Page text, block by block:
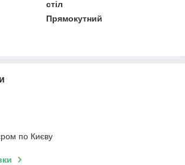
стіл
Прямокутний
по Києву